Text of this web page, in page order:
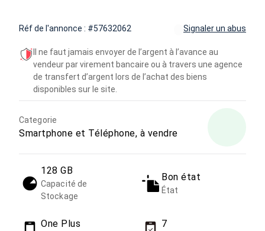
Réf de l'annonce : #57632062 Signaler un abus
Il ne faut jamais envoyer de l’argent à l’avance au
vendeur par virement bancaire ou à travers une agence
de transfert d’argent lors de l’achat des biens
disponibles sur le site.
Categorie
Smartphone et Téléphone, à vendre
128 GB
Capacité de
Stockage
Bon état
État
One Plus 7